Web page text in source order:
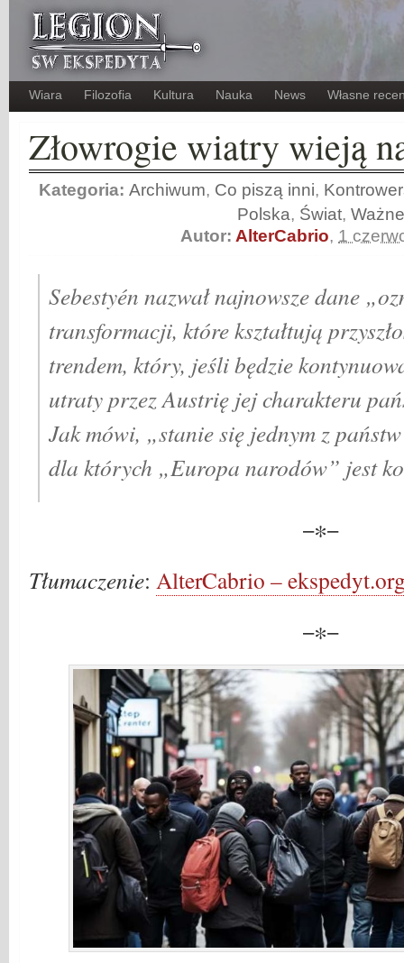
Wiara Filozofia Kultura Nauka News Własne
Złowrogie wiatry wieją
Kategoria:Archiwum, Co piszą inni,
Polska, Świat, Ważne
Autor: AlterCabrio, 1
Sebestyén nazwał najnowsze dane
transformacji, które kształtują
trendem, który, jeśli będzie
utraty przez Austrię jej charakteru
Jak mówi, „stanie się jednym z
dla których „Europa narodów” jest
−∗−
Tłumaczenie: AlterCabrio –
−∗−